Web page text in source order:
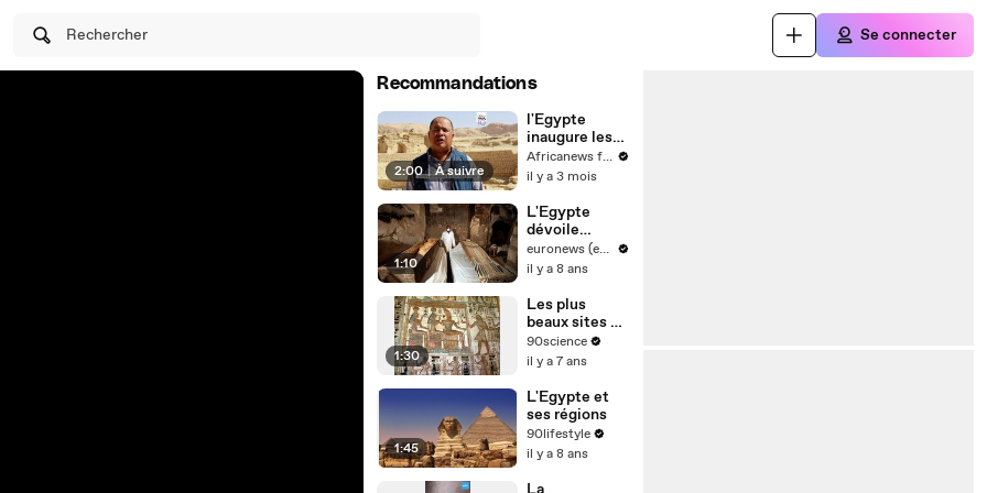
Rechercher Se connecter
Recommandations
2:00 | À suivre
l'Egypte
inaugure les
tombes de
l'Époque du
Empire à
Louxor
Africanews français
il y a 3 mois
1:10
L'Egypte
dévoile
tombeaux et
sarcophages à
euronews (en français)
il y a 8 ans
1:30
Les plus
beaux sites de
l'Egypte
antique
90science
il y a 7 ans
1:45
L'Egypte et
ses régions
90lifestyle
il y a 8 ans